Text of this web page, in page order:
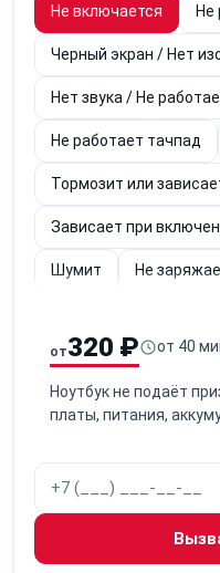
Не включается Не
Черный экран / Нет
Нет звука / Не
Не работает тачпад
Тормозит или
Зависает при
Шумит Не
Залита клавиатура
Не работает экран
Шумит вентилятор
Не работает подсветка
от320 ₽ от 40
Ноутбук не подаёт
платы, питания,